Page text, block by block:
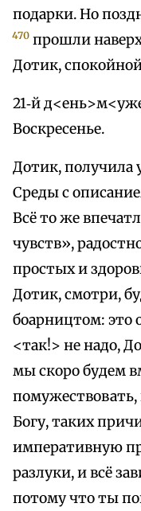
подарки. Но
470 прошли
Дотик,
21‑й
Воскресенье.
Дотик, получила
Среды с
Всё то же
чувств»,
простых и
Дотик, смотри,
боарництом: это
<так!> не надо,
мы скоро будем
помужествовать,
Богу, таких
императивную
разлуки, и всё
потому что ты